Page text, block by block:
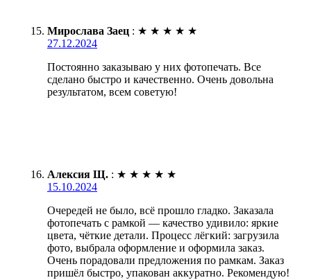
Мирослава Заец : ★ ★ ★ ★ ★
27.12.2024
Постоянно заказываю у них фотопечать. Все
сделано быстро и качественно. Очень довольна
результатом, всем советую!
Алексия Щ. : ★ ★ ★ ★ ★
15.10.2024
Очередей не было, всё прошло гладко. Заказала
фотопечать с рамкой — качество удивило: яркие
цвета, чёткие детали. Процесс лёгкий: загрузила
фото, выбрала оформление и оформила заказ.
Очень порадовали предложения по рамкам. Заказ
пришёл быстро, упакован аккуратно. Рекомендую!